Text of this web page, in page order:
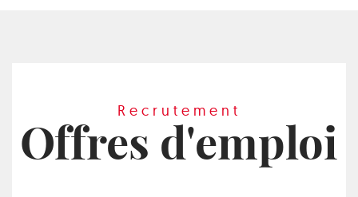
Recrutement
Offres d'emploi